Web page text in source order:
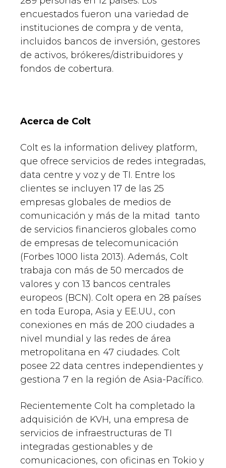
encuestados fueron una variedad de
instituciones de compra y de venta,
incluidos bancos de inversión, gestores
de activos, brókeres/distribuidores y
fondos de cobertura.
Acerca de Colt
Colt es la information delivey platform,
que ofrece servicios de redes integradas,
data centre y voz y de TI. Entre los
clientes se incluyen 17 de las 25
empresas globales de medios de
comunicación y más de la mitad tanto
de servicios financieros globales como
de empresas de telecomunicación
(Forbes 1000 lista 2013). Además, Colt
trabaja con más de 50 mercados de
valores y con 13 bancos centrales
europeos (BCN). Colt opera en 28 países
en toda Europa, Asia y EE.UU., con
conexiones en más de 200 ciudades a
nivel mundial y las redes de área
metropolitana en 47 ciudades. Colt
posee 22 data centres independientes y
gestiona 7 en la región de Asia-Pacífico.
Recientemente Colt ha completado la
adquisición de KVH, una empresa de
servicios de infraestructuras de TI
integradas gestionables y de
comunicaciones, con oficinas en Tokio y